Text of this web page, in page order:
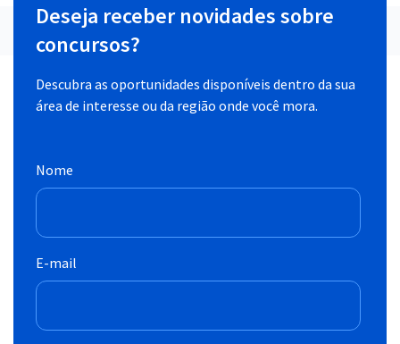
Deseja receber novidades sobre
concursos?
Descubra as oportunidades disponíveis dentro da sua
área de interesse ou da região onde você mora.
Nome
E-mail